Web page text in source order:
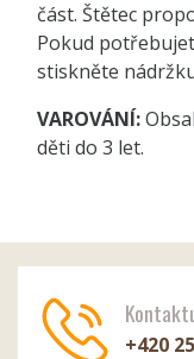
část. Štětec
Pokud
stiskněte
VAROVÁNÍ:
děti do 3 let.
+420